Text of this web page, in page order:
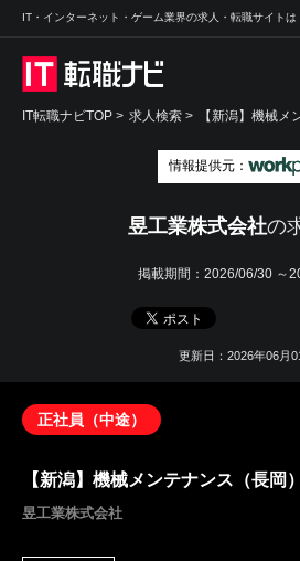
IT・インターネット・ゲーム業界の求人・転職サイトは
IT転職ナビTOP > 求人検索 > 【新潟】機械
情報提供元：
昱工業株式会社の
掲載期間： 2026/06/30 ～
更新日：2026年06月
正社員（中途）
【新潟】機械メンテナンス（長岡）
昱工業株式会社